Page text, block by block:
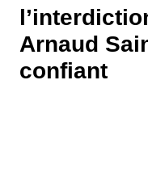
Arnaud
confiant